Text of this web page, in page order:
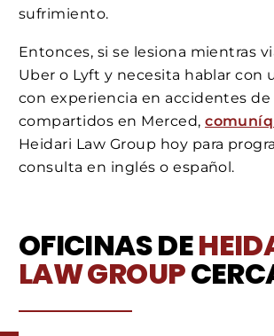
sufrimiento.
Entonces, si se lesiona mientras
Uber o Lyft y necesita hablar con
con experiencia en accidentes de
compartidos en Merced,
Heidari Law Group hoy para
consulta en inglés o español.
OFICINAS DE
LAW GROUP